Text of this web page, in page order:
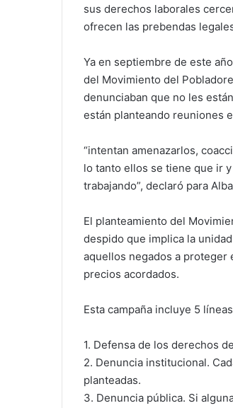
sus derechos laborales
ofrecen las prebendas
Ya en septiembre de este
del Movimiento del
denunciaban que no les
están planteando reuniones
“intentan amenazarlos,
lo tanto ellos se tiene que ir
trabajando”, declaró para
El planteamiento del
despido que implica la
aquellos negados a proteger
precios acordados.
Esta campaña incluye 5
1. Defensa de los derechos
2. Denuncia institucional.
planteadas.
3. Denuncia pública. Si